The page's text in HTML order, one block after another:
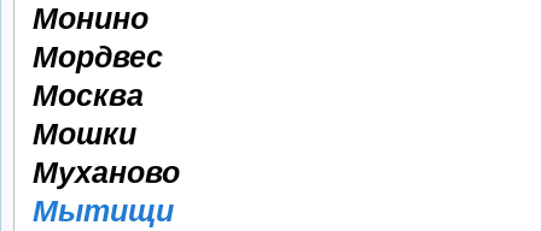
Монино
Мордвес
Москва
Мошки
Муханово
Мытищи